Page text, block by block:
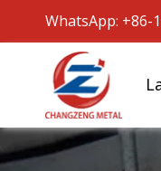
WhatsApp: